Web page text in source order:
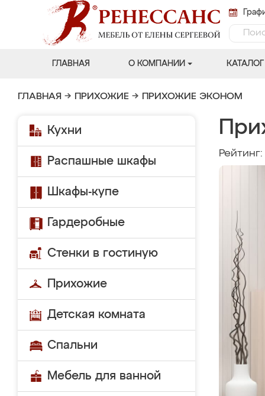
ГЛАВНАЯ О КОМПАНИИ КАТАЛОГ
ГЛАВНАЯ → ПРИХОЖИЕ → ПРИХОЖИЕ ЭКОНОМ
Кухни
Распашные шкафы
Шкафы-купе
Гардеробные
Стенки в гостиную
Прихожие
Детская комната
Спальни
Мебель для ванной
Рейтинг: